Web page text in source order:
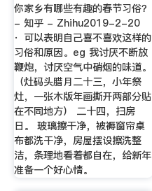
你家乡有哪些有趣的春节习俗？
- 知乎 - Zhihu2019-2-20
· 可以表明自己喜不喜欢这样的
习俗和原因。eg 我讨厌不断放
鞭炮，讨厌空气中硝烟的味道。
（灶码头腊月二十三，小年祭
灶，一张木版年画撕开两部分贴
在不同地方） 二十四，扫房
日。 玻璃擦干净，被褥窗帘桌
布都洗干净，房屋摆设擦洗整
洁，条理地看着都自在，给新年
准备一个好心情。